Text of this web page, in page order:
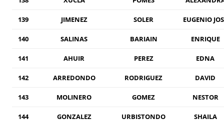
139 JIMENEZ SOLER EUGENIO
140 SALINAS BARIAIN ENRIQUE
141 AHUIR PEREZ EDNA
142 ARREDONDO RODRIGUEZ DAVID
143 MOLINERO GOMEZ NESTOR
144 GONZALEZ URBISTONDO SHAILA